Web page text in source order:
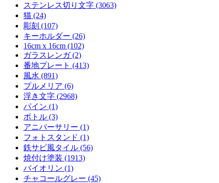
ステンレス切り文字 (3063)
猫 (24)
彫刻 (107)
キーホルダー (26)
16cm x 16cm (102)
ガラスレンガ (2)
番地プレート (413)
風水 (891)
プルメリア (6)
浮き文字 (2968)
パイン (1)
ボトル (3)
アニバーサリー (1)
フォトスタンド (1)
鉄サビ風タイル (56)
焼付け塗装 (1913)
バイオリン (1)
チャコールグレー (45)